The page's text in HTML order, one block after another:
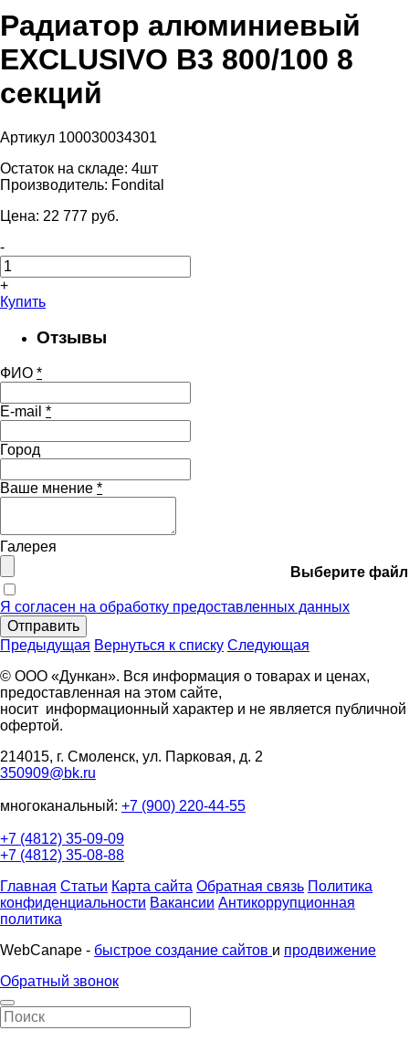
Радиатор алюминиевый
EXCLUSIVO B3 800/100 8
секций
Артикул 100030034301
Остаток на складе: 4шт
Производитель: Fondital
Цена: 22 777 pуб.
-
+
Купить
Отзывы
ФИО *
E-mail *
Город
Ваше мнение *
Галерея
Выберите файл
Я согласен на обработку предоставленных данных
Отправить
Предыдущая Вернуться к списку Следующая
© ООО «Дункан». Вся информация о товарах и ценах,
предоставленная на этом сайте,
носит информационный характер и не является публичной
офертой.
214015, г. Смоленск, ул. Парковая, д. 2
350909@bk.ru
многоканальный: +7 (900) 220-44-55
+7 (4812) 35-09-09
+7 (4812) 35-08-88
Главная Статьи Карта сайта Обратная связь Политика
конфиденциальности Вакансии Антикоррупционная
политика
WebCanape - быстрое создание сайтов и продвижение
Обратный звонок